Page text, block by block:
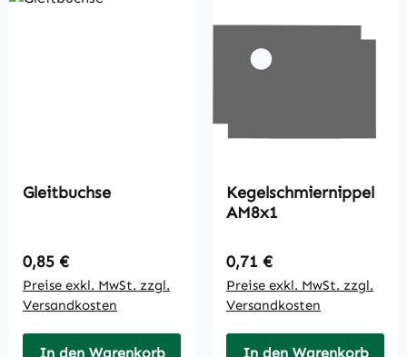
Gleitbuchse
Regulärer Preis:
0,85 €
Preise exkl. MwSt. zzgl.
Versandkosten
In den Warenkorb
Kegelschmiernippel
AM8x1
Regulärer Preis:
0,71 €
Preise exkl. MwSt. zzgl.
Versandkosten
In den Warenkorb